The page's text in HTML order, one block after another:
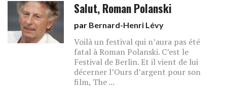
Salut, Roman Polanski
par Bernard-Henri Lévy
Voilà un festival qui n’aura pas été
fatal à Roman Polanski. C’est le
Festival de Berlin. Et il vient de lui
décerner l’Ours d’argent pour son
film, The ...